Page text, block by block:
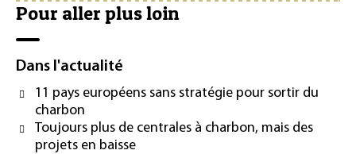
Pour aller plus loin
Dans l'actualité
11 pays européens sans stratégie pour sortir du
charbon
Toujours plus de centrales à charbon, mais des
projets en baisse